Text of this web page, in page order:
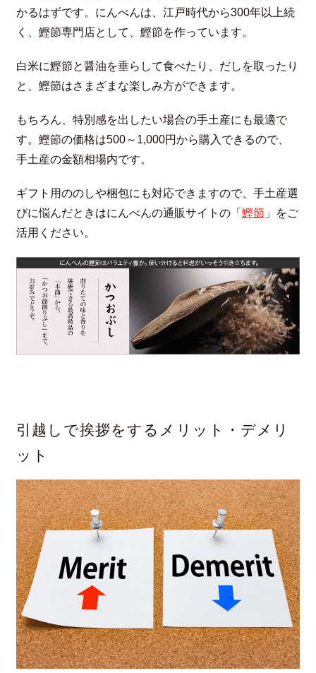
かるはずです。にんべんは、江戸時代から300年以上続
く、鰹節専門店として、鰹節を作っています。
白米に鰹節と醤油を垂らして食べたり、だしを取ったり
と、鰹節はさまざまな楽しみ方ができます。
もちろん、特別感を出したい場合の手土産にも最適で
す。鰹節の価格は500～1,000円から購入できるので、
手土産の金額相場内です。
ギフト用ののしや梱包にも対応できますので、手土産選
びに悩んだときはにんべんの通販サイトの「 鰹節 」をご
活用ください。
引越しで挨拶をするメリット・デメリ
ット